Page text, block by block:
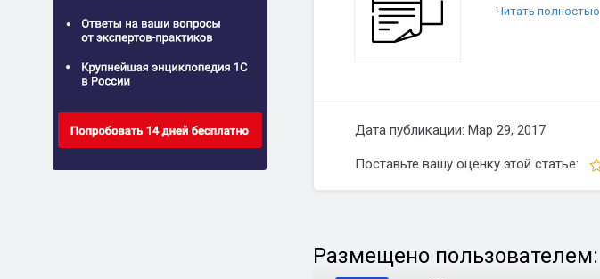
Читать полностью
Дата публикации: Мар 29, 2017
Поставьте вашу оценку этой статье:
Размещено пользователем: